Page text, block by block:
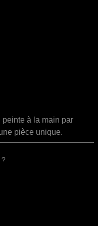
peinte à la main par
pièce unique.
?